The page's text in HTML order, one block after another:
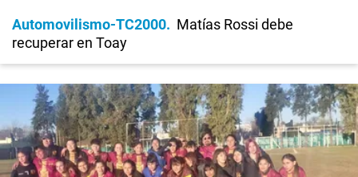
Automovilismo-TC2000
Matías Rossi debe
recuperar en Toay